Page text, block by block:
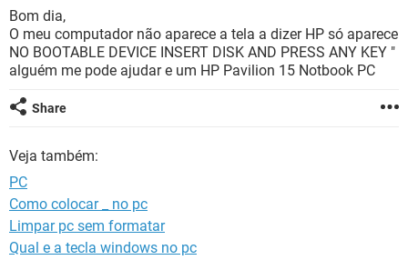
INSTAGRAM
GUIA DE COMPRAS
OUTLOOK
INSTAGRAM GMAIL
JOGOS
CELULAR FACEBOOK
OUTLOOK EXCEL
INSTAGRAM
Bom dia,
O meu computador não aparece a tela a dizer HP só aparece
NO BOOTABLE DEVICE INSERT DISK AND PRESS ANY KEY "
alguém me pode ajudar e um HP Pavilion 15 Notbook PC
Share
Veja também:
PC
Como colocar _ no pc
Limpar pc sem formatar
Qual e a tecla windows no pc